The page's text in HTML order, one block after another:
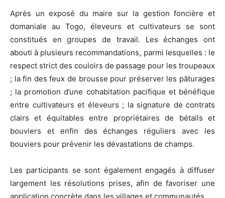
Après un exposé du maire sur la gestion foncière et
domaniale au Togo, éleveurs et cultivateurs se sont
constitués en groupes de travail. Les échanges ont
abouti à plusieurs recommandations, parmi lesquelles : le
respect strict des couloirs de passage pour les troupeaux
; la fin des feux de brousse pour préserver les pâturages
; la promotion d’une cohabitation pacifique et bénéfique
entre cultivateurs et éleveurs ; la signature de contrats
clairs et équitables entre propriétaires de bétails et
bouviers et enfin des échanges réguliers avec les
bouviers pour prévenir les dévastations de champs.
Les participants se sont également engagés à diffuser
largement les résolutions prises, afin de favoriser une